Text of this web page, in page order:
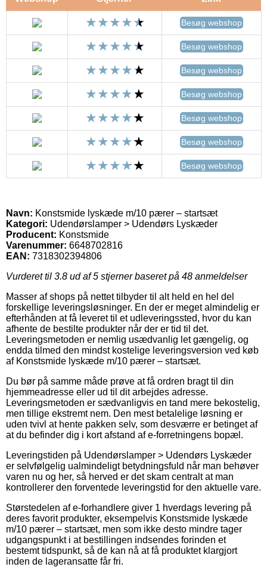
Besøg webshop
Besøg webshop
Besøg webshop
Besøg webshop
Besøg webshop
Besøg webshop
Besøg webshop
Navn: Konstsmide lyskæde m/10 pærer – startsæt
Kategori: Udendørslamper > Udendørs Lyskæder
Producent: Konstsmide
Varenummer: 6648702816
EAN: 7318302394806
Vurderet til 3.8 ud af 5 stjerner baseret på 48 anmeldelser
Masser af shops på nettet tilbyder til alt held en hel del
forskellige leveringsløsninger. En der er meget almindelig er
efterhånden at få leveret til et udleveringssted, hvor du kan
afhente de bestilte produkter når der er tid til det.
Leveringsmetoden er nemlig usædvanlig let gængelig, og
endda tilmed den mindst kostelige leveringsversion ved køb
af Konstsmide lyskæde m/10 pærer – startsæt.
Du bør på samme måde prøve at få ordren bragt til din
hjemmeadresse eller ud til dit arbejdes adresse.
Leveringsmetoden er sædvanligvis en tand mere bekostelig,
men tillige ekstremt nem. Den mest betalelige løsning er
uden tvivl at hente pakken selv, som desværre er betinget af
at du befinder dig i kort afstand af e-forretningens bopæl.
Leveringstiden på Udendørslamper > Udendørs Lyskæder
er selvfølgelig ualmindeligt betydningsfuld når man behøver
varen nu og her, så herved er det skam centralt at man
kontrollerer den forventede leveringstid for den aktuelle vare.
Størstedelen af e-forhandlere giver 1 hverdags levering på
deres favorit produkter, eksempelvis Konstsmide lyskæde
m/10 pærer – startsæt, men som ikke desto mindre tager
udgangspunkt i at bestillingen indsendes forinden et
bestemt tidspunkt, så de kan nå at få produktet klargjort
inden de lageransatte får fri.